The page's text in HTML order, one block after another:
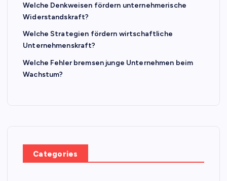
Welche Denkweisen fördern unternehmerische
Widerstandskraft?
Welche Strategien fördern wirtschaftliche
Unternehmenskraft?
Welche Fehler bremsen junge Unternehmen beim
Wachstum?
Categories